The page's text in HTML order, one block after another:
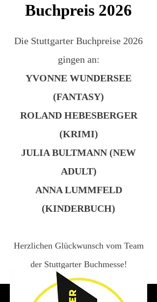
Buchpreis 2026
Die Stuttgarter Buchpreise 2026
gingen an:
YVONNE WUNDERSEE
(FANTASY)
ROLAND HEBESBERGER
(KRIMI)
JULIA BULTMANN (NEW
ADULT)
ANNA LUMMFELD
(KINDERBUCH)
Herzlichen Glückwunsch vom Team
der Stuttgarter Buchmesse!